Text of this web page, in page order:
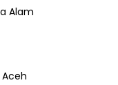
Alam